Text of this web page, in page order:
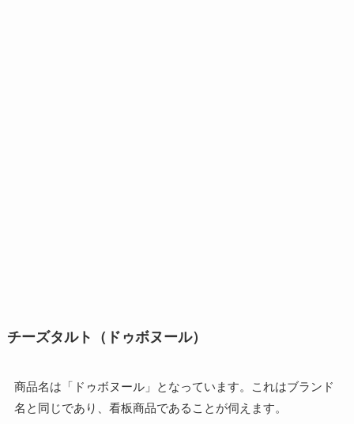
チーズタルト（ドゥボヌール）
商品名は「ドゥボヌール」となっています。これはブランド
名と同じであり、看板商品であることが伺えます。